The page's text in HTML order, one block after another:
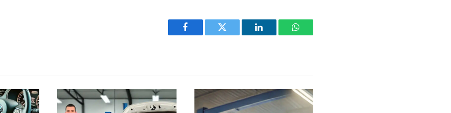
Facebook Twitter LinkedIn WhatsApp